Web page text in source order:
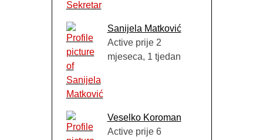
Sanijela Matković
Active prije 2
mjeseca, 1 tjedan
Veselko Koroman
Active prije 6